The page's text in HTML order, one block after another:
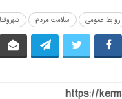
روابط عمومی سلامت مردم